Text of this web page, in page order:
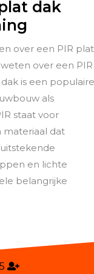
dak
over
de
van
een
PIR
plat
dak
voor
over een PIR plat
over een PIR
is een populaire
als
staat voor
materiaal dat
en lichte
belangrijke
05